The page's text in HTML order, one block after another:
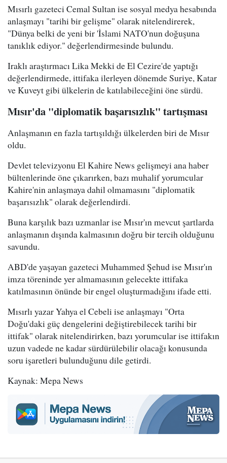
Mısırlı gazeteci Cemal Sultan ise sosyal medya hesabında
anlaşmayı "tarihi bir gelişme" olarak nitelendirerek,
"Dünya belki de yeni bir 'İslami NATO'nun doğuşuna
tanıklık ediyor." değerlendirmesinde bulundu.
Iraklı araştırmacı Lika Mekki de El Cezire'de yaptığı
değerlendirmede, ittifaka ilerleyen dönemde Suriye, Katar
ve Kuveyt gibi ülkelerin de katılabileceğini öne sürdü.
Mısır'da "diplomatik başarısızlık" tartışması
Anlaşmanın en fazla tartışıldığı ülkelerden biri de Mısır
oldu.
Devlet televizyonu El Kahire News gelişmeyi ana haber
bültenlerinde öne çıkarırken, bazı muhalif yorumcular
Kahire'nin anlaşmaya dahil olmamasını "diplomatik
başarısızlık" olarak değerlendirdi.
Buna karşılık bazı uzmanlar ise Mısır'ın mevcut şartlarda
anlaşmanın dışında kalmasının doğru bir tercih olduğunu
savundu.
ABD'de yaşayan gazeteci Muhammed Şehud ise Mısır'ın
imza töreninde yer almamasının gelecekte ittifaka
katılmasının önünde bir engel oluşturmadığını ifade etti.
Mısırlı yazar Yahya el Cebeli ise anlaşmayı "Orta
Doğu'daki güç dengelerini değiştirebilecek tarihi bir
ittifak" olarak nitelendirirken, bazı yorumcular ise ittifakın
uzun vadede ne kadar sürdürülebilir olacağı konusunda
soru işaretleri bulunduğunu dile getirdi.
Kaynak: Mepa News